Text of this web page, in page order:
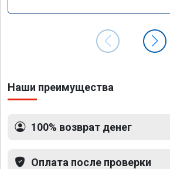
Наши преимущества
100% возврат денег
Оплата после проверки